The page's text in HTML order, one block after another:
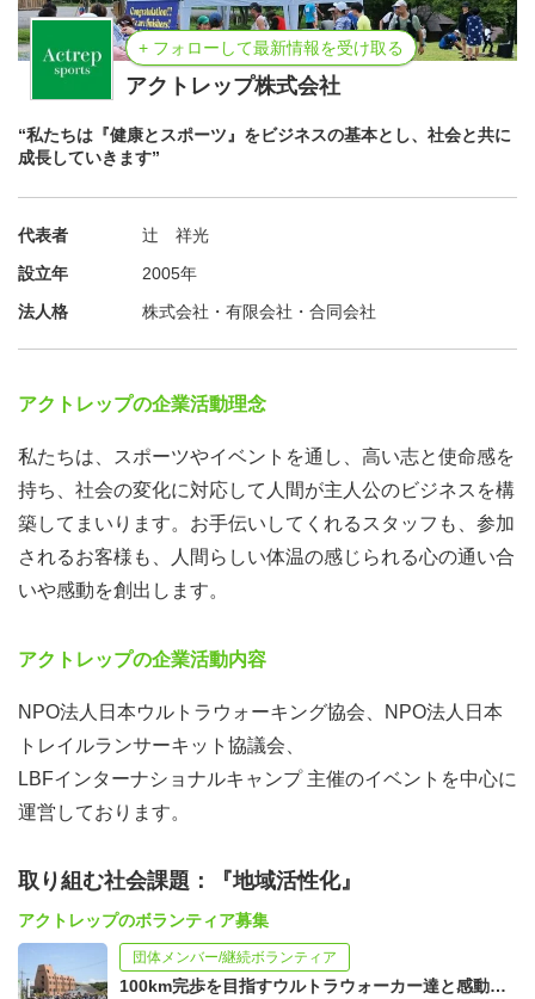
さい
必要人員に達し次第締め切りになります
+ フォローして最新情報を受け取る
アクトレップ株式会社
“私たちは『健康とスポーツ』をビジネスの基本とし、社会と共に
成長していきます”
代表者
辻 祥光
設立年
2005年
法人格
株式会社・有限会社・合同会社
アクトレップの企業活動理念
私たちは、スポーツやイベントを通し、高い志と使命感を
持ち、社会の変化に対応して人間が主人公のビジネスを構
築してまいります。お手伝いしてくれるスタッフも、参加
されるお客様も、人間らしい体温の感じられる心の通い合
いや感動を創出します。
アクトレップの企業活動内容
NPO法人日本ウルトラウォーキング協会、NPO法人日本
トレイルランサーキット協議会、
LBFインターナショナルキャンプ 主催のイベントを中心に
運営しております。
取り組む社会課題：『地域活性化』
アクトレップのボランティア募集
団体メンバー/継続ボランティア
100km完歩を目指すウルトラウォーカー達と感動をともに！